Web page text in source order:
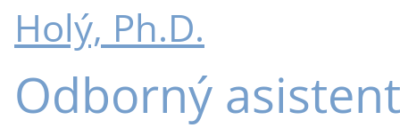
Holý, Ph.D.
Odborný asistent